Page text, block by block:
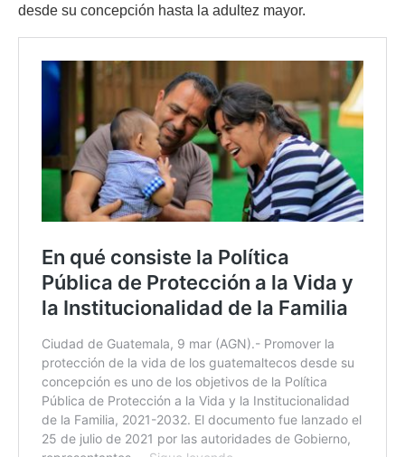
desde su concepción hasta la adultez mayor.